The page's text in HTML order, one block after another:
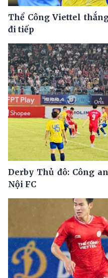
Thể Công Viettel
đi tiếp
Derby Thủ đô: Công
Nội FC